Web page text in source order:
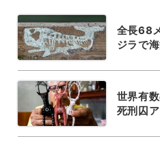
全長68
ジラで
世界有
死刑囚